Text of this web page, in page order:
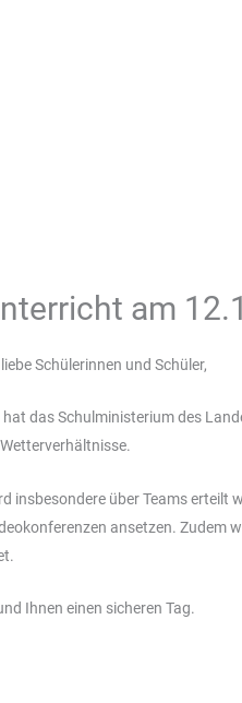
am
Schülerinnen und Schüler,
das Schulministerium des
insbesondere über Teams erteilt
ansetzen. Zudem
Ihnen einen sicheren Tag.